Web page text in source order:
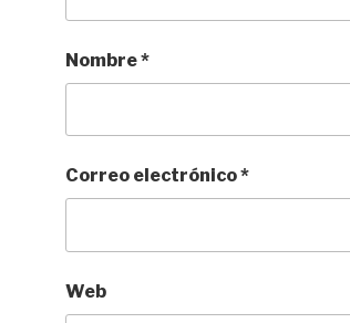
Nombre*
Correo electrónico*
Web